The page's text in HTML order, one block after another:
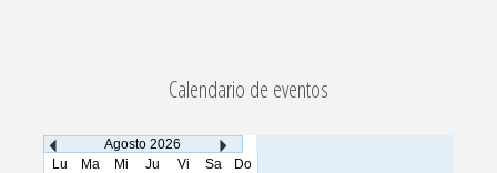
entradas
Calendario de eventos
Agosto 2026
Lu
Ma Mi Ju Vi Sa
Do